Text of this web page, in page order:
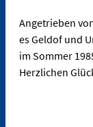
Angetrieben
es Geldof und
im Sommer
Herzlichen